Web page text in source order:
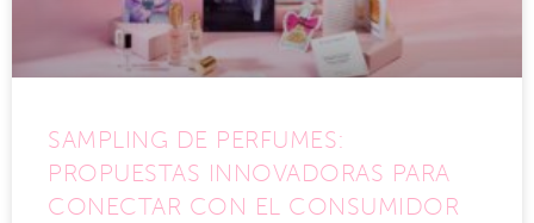
SAMPLING DE PERFUMES:
PROPUESTAS INNOVADORAS PARA
CONECTAR CON EL CONSUMIDOR